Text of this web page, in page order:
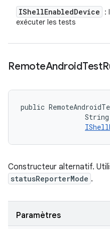
IShellEnabledDevice
:
exécuter les tests
RemoteAndroidTest
public
Constructeur alternatif.
statusReporterMode .
Paramètres